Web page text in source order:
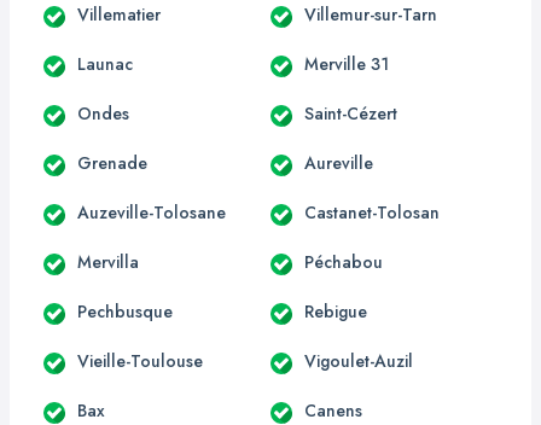
Villematier Villemur-sur-Tarn
Launac Merville 31
Ondes Saint-Cézert
Grenade Aureville
Auzeville-Tolosane Castanet-Tolosan
Mervilla Péchabou
Pechbusque Rebigue
Vieille-Toulouse Vigoulet-Auzil
Bax Canens